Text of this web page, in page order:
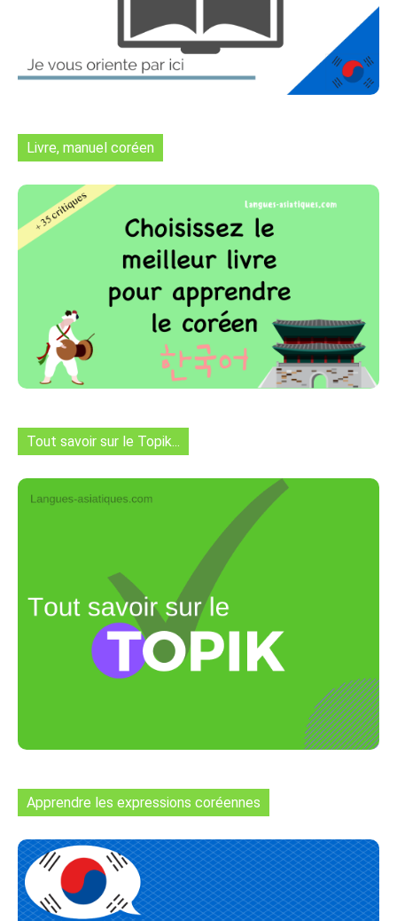
Livre, manuel coréen
Tout savoir sur le Topik...
Apprendre les expressions coréennes